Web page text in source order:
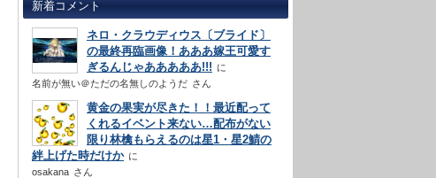
新着コメント
ネロ・クラウディウス〔ブライド〕
の最終再臨画像！あああ嫁王可愛す
ぎるんじゃあああああ!!!
名前が無い＠ただの名無しのようだ さん
黄金の果実が尽きた！！最近配って
くれるイベント来ない…配布がない
限り林檎もらえるのは星1・星2鯖の
絆上げた時だけか
osakana さん